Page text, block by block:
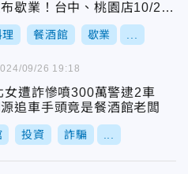
歇業！台中、桃園店10/20
餐酒館 歇業
女遭詐慘噴300萬警逮2車
追車手頭竟是餐酒館老闆
投資 詐騙
09/26 19:18